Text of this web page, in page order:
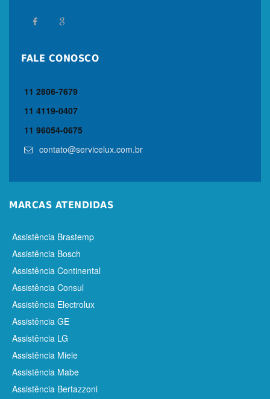
FALE CONOSCO
11 2806-7679
11 4119-0407
11 96054-0675
contato@servicelux.com.br
MARCAS ATENDIDAS
Assistência Brastemp
Assistência Bosch
Assistência Continental
Assistência Consul
Assistência Electrolux
Assistência GE
Assistência LG
Assistência Miele
Assistência Mabe
Assistência Bertazzoni